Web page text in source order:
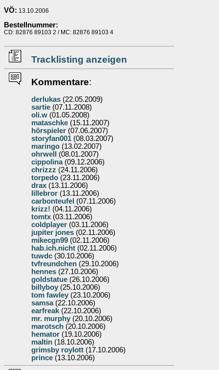
VÖ: 13.10.2006
Bestellnummer:
CD: 82876 89103 2 / MC: 82876 89103 4
Tracklisting anzeigen
Kommentare:
derlukas (22.05.2009)
sartie (07.11.2008)
oli.w (01.05.2008)
mataschke (15.11.2007)
hörspieler (07.06.2007)
storyfan001 (08.03.2007)
maringo (13.02.2007)
ohrwell
(08.01.2007)
cippolina(09.12.2006)
chrizzz (24.11.2006)
torpedo (23.11.2006)
drax (13.11.2006)
lillebror (13.11.2006)
carbonteufel (07.11.2006)
krizz! (04.11.2006)
tomtx (03.11.2006)
coldplayer (03.11.2006)
jupiter jones (02.11.2006)
mikecgn99 (02.11.2006)
hab.ich.nicht (02.11.2006)
tuwdc (30.10.2006)
tvfreundchen (29.10.2006)
hennes (27.10.2006)
goldstatue (26.10.2006)
billyboy (25.10.2006)
tom fawley (23.10.2006)
samsa(22.10.2006)
earfreak (22.10.2006)
mr. murphy (20.10.2006)
marotsch (20.10.2006)
hemator (19.10.2006)
maltin (18.10.2006)
grimsby roylott (17.10.2006)
prince (13.10.2006)